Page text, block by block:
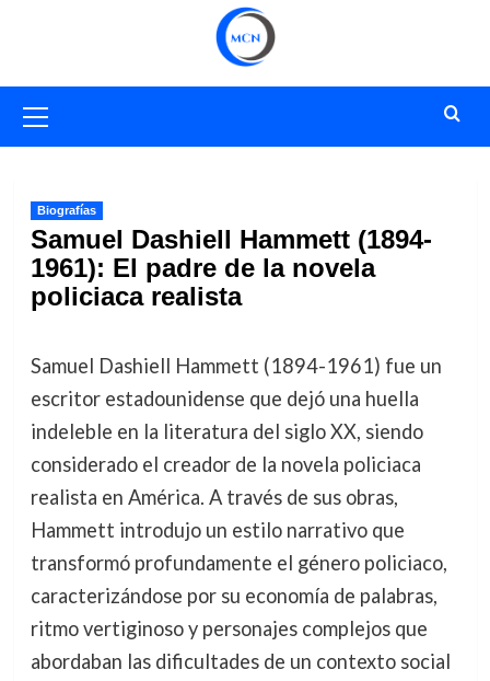
primario
Biografías
Samuel Dashiell Hammett (1894-
1961): El padre de la novela
policiaca realista
Samuel Dashiell Hammett (1894-1961) fue un
escritor estadounidense que dejó una huella
indeleble en la literatura del siglo XX, siendo
considerado el creador de la novela policiaca
realista en América. A través de sus obras,
Hammett introdujo un estilo narrativo que
transformó profundamente el género policiaco,
caracterizándose por su economía de palabras,
ritmo vertiginoso y personajes complejos que
abordaban las dificultades de un contexto social